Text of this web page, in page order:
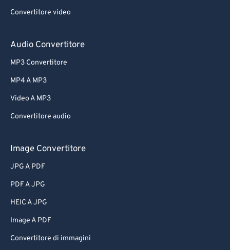
Convertitore video
Audio Convertitore
MP3 Convertitore
MP4 A MP3
Video A MP3
Convertitore audio
Image Convertitore
JPG A PDF
PDF A JPG
HEIC A JPG
Image A PDF
Convertitore di immagini